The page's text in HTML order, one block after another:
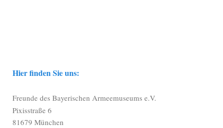
Hier finden Sie uns:
Freunde des Bayerischen Armeemuseums e.V.
Pixisstraße 6
81679 München